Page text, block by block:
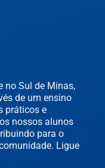
no Sul de Minas,
de um ensino
práticos e
nossos alunos
para o
Ligue